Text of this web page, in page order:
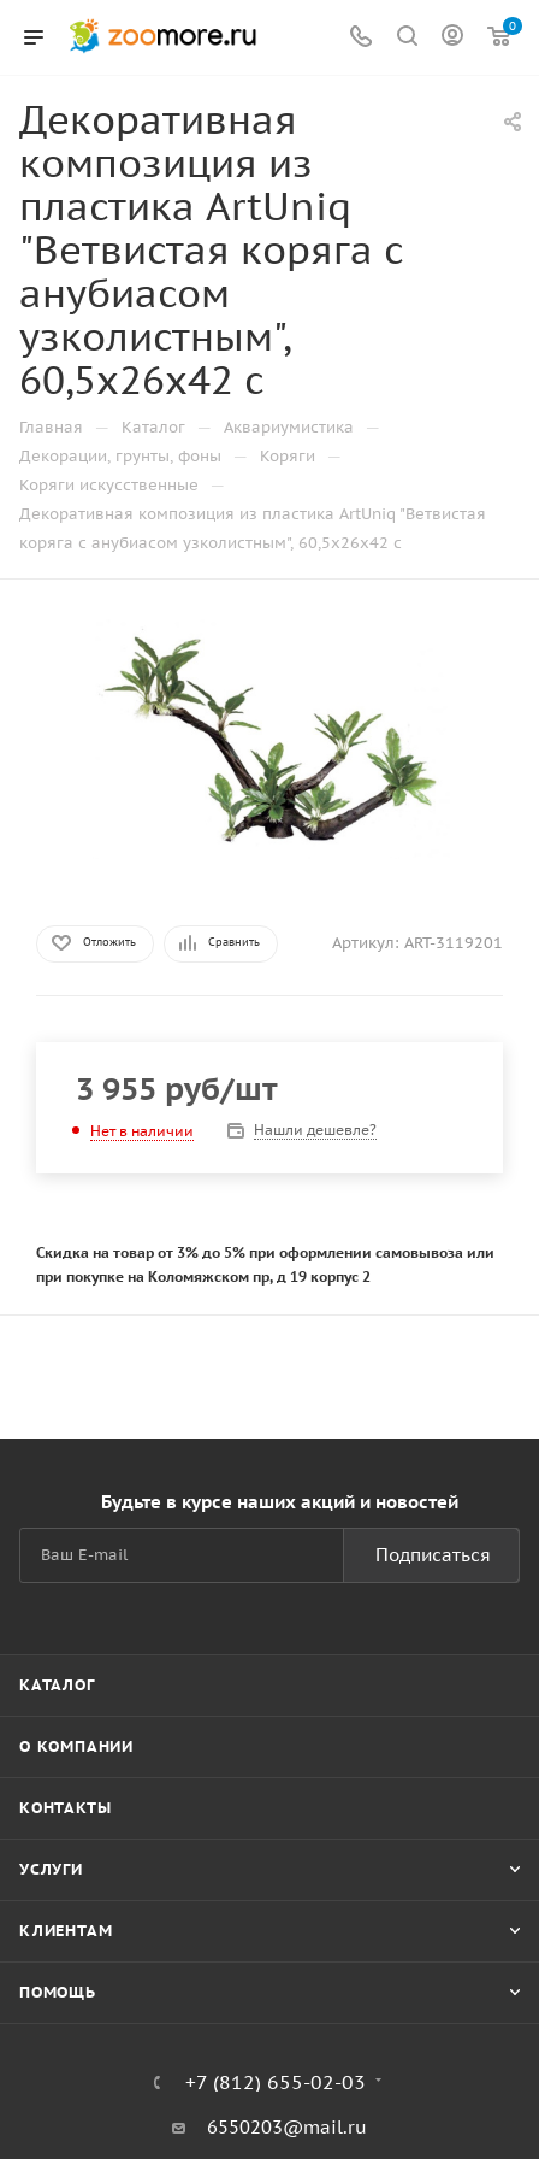
0
Декоративная
композиция из
пластика ArtUniq
"Ветвистая коряга с
анубиасом
узколистным",
60,5x26x42 с
Главная — Каталог — Аквариумистика —
Декорации, грунты, фоны — Коряги —
Коряги искусственные —
Декоративная композиция из пластика ArtUniq "Ветвистая
коряга с анубиасом узколистным", 60,5x26x42 с
Отложить Сравнить Артикул: ART-3119201
3 955 руб/шт
Нет в наличии Нашли дешевле?
Скидка на товар от 3% до 5% при оформлении самовывоза или
при покупке на Коломяжском пр, д 19 корпус 2
Будьте в курсе наших акций и новостей
Подписаться
КАТАЛОГ
О КОМПАНИИ
КОНТАКТЫ
УСЛУГИ
КЛИЕНТАМ
ПОМОЩЬ
+7 (812) 655-02-03
6550203@mail.ru